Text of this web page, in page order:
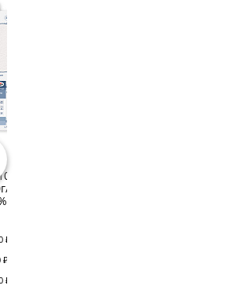
м2,
₽
₽
₽